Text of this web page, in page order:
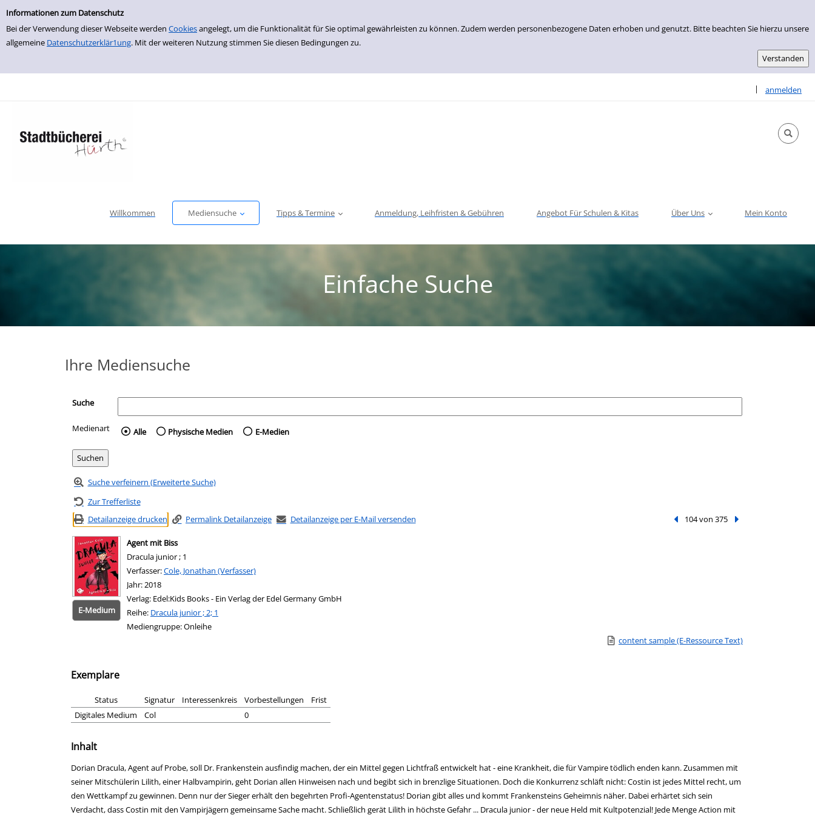
Einfache Suche
Informationen zum Datenschutz
Bei der Verwendung dieser Webseite werden Cookiesangelegt, um die Funktionalität für Sie optimal gewährleisten zu können. Zudem werden personenbezogene Daten erhoben und genutzt. Bitte beachten Sie hierzu unsere
allgemeine Datenschutzerklär1ung. Mit der weiteren Nutzung stimmen Sie diesen Bedingungen zu.
zur Navigation springen
zum Inhalt springen
Zur Detailanzeige springen
| anmelden
Sprache
Willkommen Mediensuche Tipps & Termine Anmeldung, Leihfristen & Gebühren Angebot Für Schulen & Kitas Über Uns Mein Konto
Einfache Suche
Ihre Mediensuche
Suche
Medienart Wählen Sie die Medienart nach der Sie suchen wollen.
Alle Physische Medien E-Medien
Suche verfeinern (Erweiterte Suche)
Zur Trefferliste
Detailanzeige drucken
Permalink Detailanzeige Detailanzeige per E-Mail versenden Vorheriger Treffer
104 von 375 Nächster Treffer
E-Medium
Agent mit Biss
Dracula junior ; 1
Verfasser:Suche nach diesem Verfasser
Cole, Jonathan (Verfasser)
Jahr:2018
Verlag: Edel:Kids Books - Ein Verlag der Edel Germany GmbH
Reihe: Dracula junior ; 2; 1
Mediengruppe:Onleihe
Link zu einem externen Medieninhalt - wird in neuem Tab
content sample (E-Ressource Text)
Exemplare
Status Signatur Interessenkreis Vorbestellungen
Frist
Digitales Medium
Col 0
Inhalt
Dorian Dracula, Agent auf Probe, soll Dr. Frankenstein ausfindig machen, der ein Mittel gegen Lichtfraß entwickelt hat - eine Krankheit, die für Vampire tödlich enden kann. Zusammen mit
seiner Mitschülerin Lilith, einer Halbvampirin, geht Dorian allen Hinweisen nach und begibt sich in brenzlige Situationen. Doch die Konkurrenz schläft nicht: Costin ist jedes Mittel recht, um
den Wettkampf zu gewinnen. Denn nur der Sieger erhält den begehrten Profi-Agentenstatus! Dorian gibt alles und kommt Frankensteins Geheimnis näher. Dabei erhärtet sich sein
Verdacht, dass Costin mit den Vampirjägern gemeinsame Sache macht. Schließlich gerät Lilith in höchste Gefahr ... Dracula junior - der neue Held mit Kultpotenzial! Jede Menge Action mit